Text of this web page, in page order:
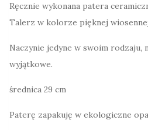
Ręcznie wykonana patera
Talerz w kolorze pięknej
Naczynie jedyne w swoim rodzaju,
wyjątkowe.
średnica 29 cm
Paterę zapakuję w ekologiczne